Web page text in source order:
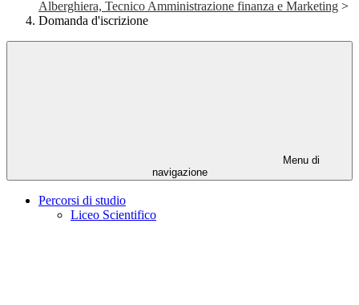
Alberghiera, Tecnico Amministrazione finanza e Marketing >
Domanda d'iscrizione
Menu di
navigazione
Percorsi di studio
Liceo Scientifico